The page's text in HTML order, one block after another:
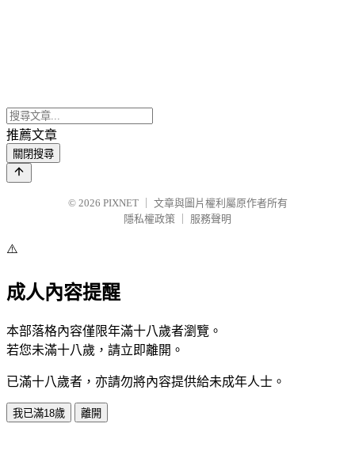
推薦文章
關閉搜尋
© 2026 PIXNET
文章與圖片權利屬原作者所有
隱私權政策
服務聲明
⚠️
成人內容提醒
本部落格內容僅限年滿十八歲者瀏覽。
若您未滿十八歲，請立即離開。
已滿十八歲者，亦請勿將內容提供給未成年人士。
我已滿18歲 離開